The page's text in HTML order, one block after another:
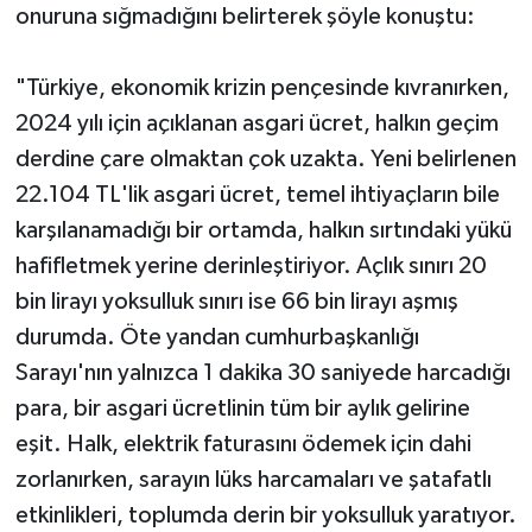
onuruna sığmadığını belirterek şöyle konuştu:
"Türkiye, ekonomik krizin pençesinde kıvranırken,
2024 yılı için açıklanan asgari ücret, halkın geçim
derdine çare olmaktan çok uzakta. Yeni belirlenen
22.104 TL'lik asgari ücret, temel ihtiyaçların bile
karşılanamadığı bir ortamda, halkın sırtındaki yükü
hafifletmek yerine derinleştiriyor. Açlık sınırı 20
bin lirayı yoksulluk sınırı ise 66 bin lirayı aşmış
durumda. Öte yandan cumhurbaşkanlığı
Sarayı'nın yalnızca 1 dakika 30 saniyede harcadığı
para, bir asgari ücretlinin tüm bir aylık gelirine
eşit. Halk, elektrik faturasını ödemek için dahi
zorlanırken, sarayın lüks harcamaları ve şatafatlı
etkinlikleri, toplumda derin bir yoksulluk yaratıyor.
ÖZEL HABER
SAĞLIK
ŞİRKET HABERLERİ
SİYASET
TEKNOLOJİ
YAŞAM